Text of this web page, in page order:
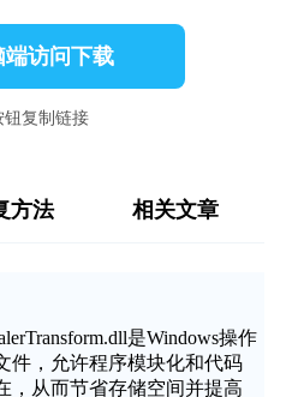
端访问下载
钮复制链接
方法 相关文章
是Windows操作
件，允许程序模块化和代码
，从而节省存储空间并提高